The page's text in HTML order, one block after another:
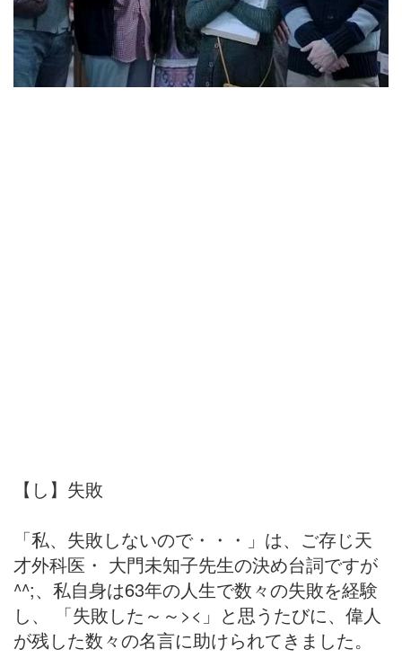
【し】失敗
「私、失敗しないので・・・」は、ご存じ天
才外科医・ 大門未知子先生の決め台詞ですが
^^;、私自身は63年の人生で数々の失敗を経験
し、 「失敗した～～><」と思うたびに、偉人
が残した数々の名言に助けられてきました。